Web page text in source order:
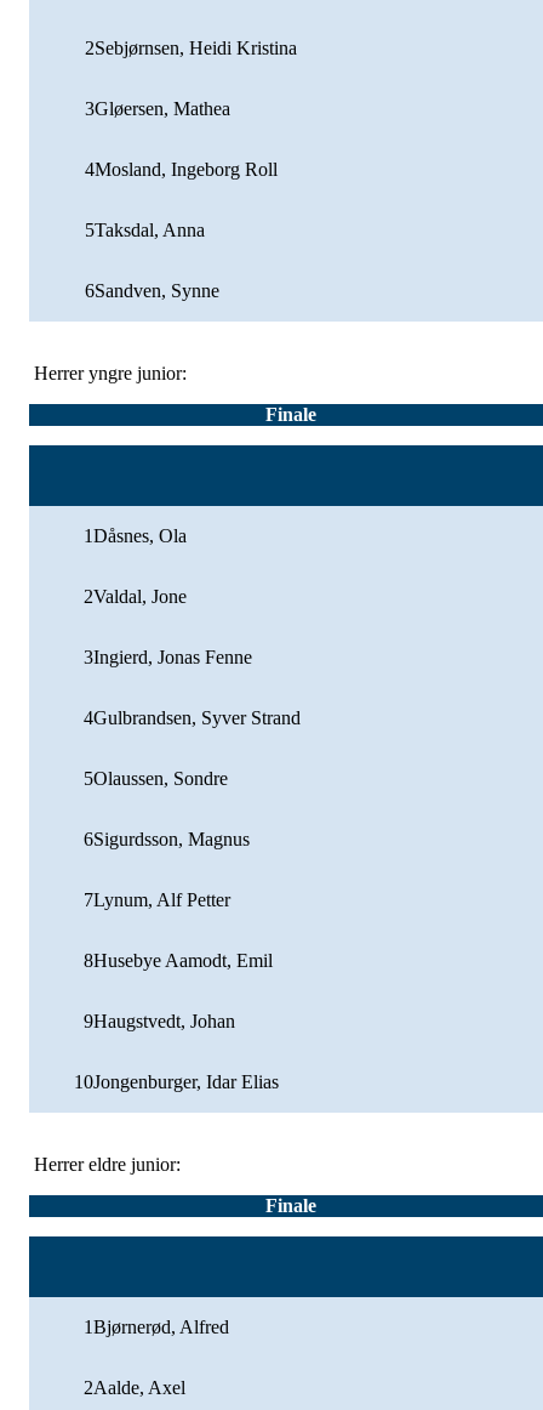
2Sebjørnsen, Heidi Kristina
3Gløersen, Mathea
4Mosland, Ingeborg Roll
5Taksdal, Anna
6Sandven, Synne
Herrer yngre junior:
Finale
1Dåsnes, Ola
2Valdal, Jone
3Ingierd, Jonas Fenne
4Gulbrandsen, Syver Strand
5Olaussen, Sondre
6Sigurdsson, Magnus
7Lynum, Alf Petter
8Husebye Aamodt, Emil
9Haugstvedt, Johan
10Jongenburger, Idar Elias
Herrer eldre junior:
Finale
1Bjørnerød, Alfred
2Aalde, Axel